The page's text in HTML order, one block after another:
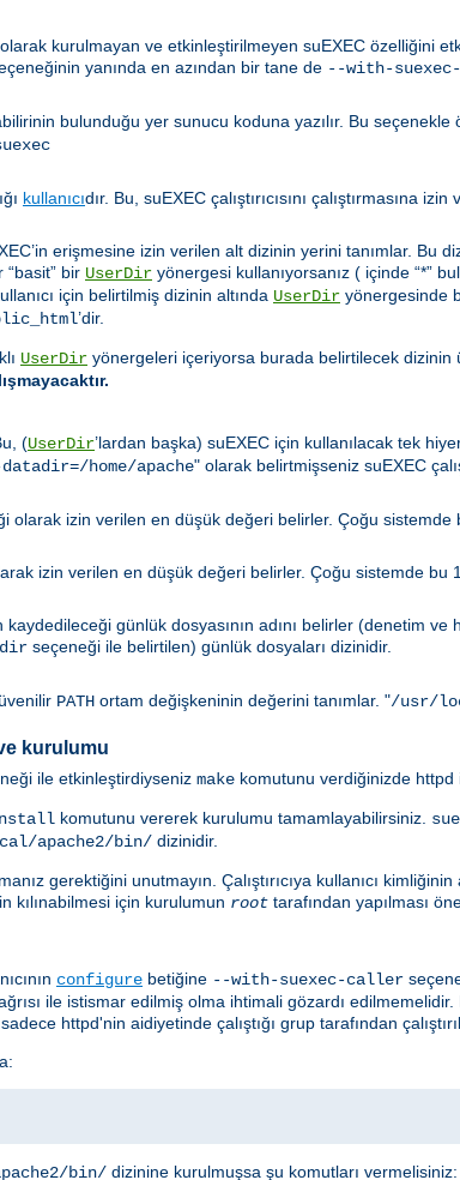
kurulmayan ve etkinleştirilmeyen suEXEC özelliğini
yanında en azından bir tane de --with-
bulunduğu yer sunucu koduna yazılır. Bu
kullanıcıdır. Bu, suEXEC çalıştırıcısını çalıştırmasına izin
erişmesine izin verilen alt dizinin yerini tanımlar. Bu
“basit” bir UserDir yönergesi kullanıyorsanız ( içinde “*”
için belirtilmiş dizinin altında UserDir yönergesinde
’dir.
UserDir yönergeleri içeriyorsa burada belirtilecek dizinin
(UserDir’lardan başka) suEXEC için kullanılacak tek
home/apache" olarak belirtmişseniz suEXEC
olarak izin verilen en düşük değeri belirler. Çoğu sistemde
izin verilen en düşük değeri belirler. Çoğu sistemde bu
günlük dosyasının adını belirler (denetim ve
seçeneği ile belirtilen) günlük dosyaları dizinidir.
PATH ortam değişkeninin değerini tanımlar. "/usr/
ve kurulumu
ile etkinleştirdiyseniz make komutunu verdiğinizde httpd
komutunu vererek kurulumu tamamlayabilirsiniz.
apache2/bin/ dizinidir.
gerektiğini unutmayın. Çalıştırıcıya kullanıcı
kılınabilmesi için kurulumun root tarafından yapılması
configure betiğine --with-suexec-caller
ile istismar edilmiş olma ihtimali gözardı
httpd'nin aidiyetinde çalıştığı grup tarafından
bin/ dizinine kurulmuşsa şu komutları vermelisiniz: